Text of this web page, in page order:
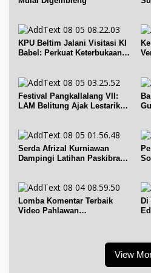
KPU Beltim Jalani Visitasi KI
Babel: Perkuat Keterbukaan
Festival Pangkallalang VII:
LAM Belitung Ajak Lestarikan
Serda Afrizal Kurniawan
Dampingi Latihan Paskibra
Lomba Komentar Terbaik
Video Pahlawan
View